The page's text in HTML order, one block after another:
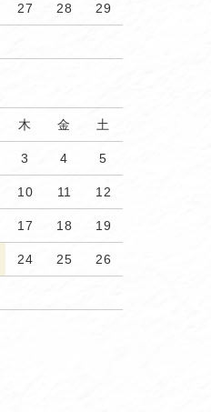
27 28 29
木 金 土
3 4 5
10 11 12
17 18 19
24 25 26